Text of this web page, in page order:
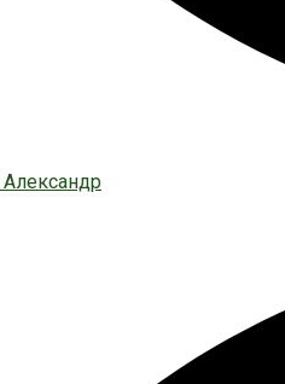
Александр